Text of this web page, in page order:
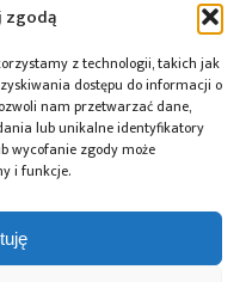
zgodą
z technologii, takich jak
dostępu do informacji o
nam przetwarzać dane,
lub unikalne identyfikatory
wycofanie zgody może
i funkcje.
z coraz